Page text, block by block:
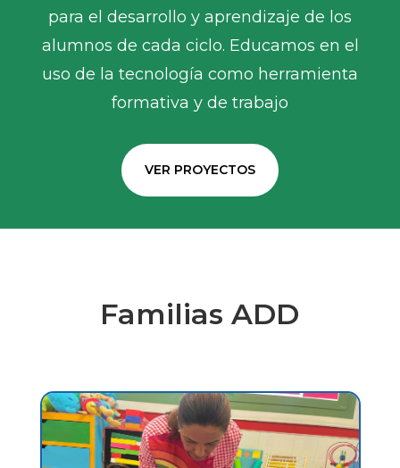
para el desarrollo y aprendizaje de los
alumnos de cada ciclo. Educamos en el
uso de la tecnología como herramienta
formativa y de trabajo
VER PROYECTOS
Familias ADD